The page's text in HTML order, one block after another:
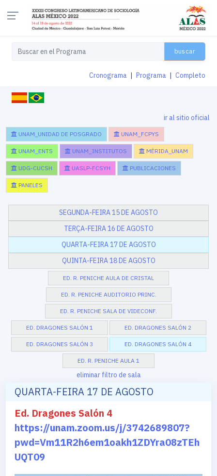
buscar
Cronograma Programa Completo
ir al sitio oficial
UNAM_UNIDAD DE POSGRADO UNAM_FCPYS
UNAM_ENTS UNAM_INSTITUTOS MÉRIDA_UNAM
UDG-CUCSH UASLP-FCSYH PUBLICACIONES
PANELES
SEGUNDA-FEIRA 15 DE AGOSTO
TERÇA-FEIRA 16 DE AGOSTO
QUARTA-FEIRA 17 DE AGOSTO
QUINTA-FEIRA 18 DE AGOSTO
ED. R. PENICHE AULA DE CRISTAL
ED. R. PENICHE AUDITORIO PRINC.
ED. R. PENICHE SALA DE VIDECONF.
ED. DRAGONES SALÓN 1 ED. DRAGONES SALÓN 2
ED. DRAGONES SALÓN 3 ED. DRAGONES SALÓN 4
ED. R. PENICHE AULA 1
eliminar filtro de sala
QUARTA-FEIRA 17 DE AGOSTO
Ed. Dragones Salón 4
https://unam.zoom.us/j/3742689807?
pwd=Vm11R2h6em1oakh1ZDYra08zTEh
UQT09